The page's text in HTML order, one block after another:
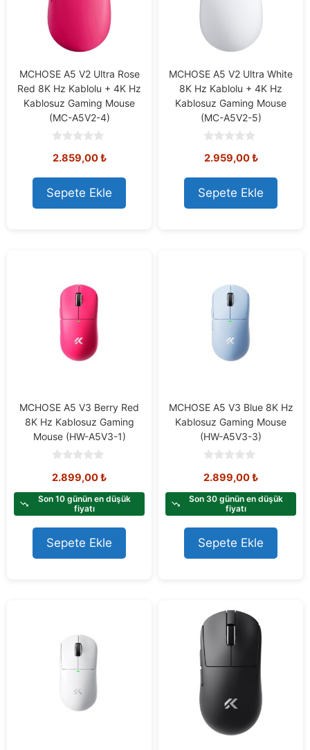
MCHOSE A5 V2 Ultra Rose
Red 8K Hz Kablolu + 4K Hz
Kablosuz Gaming Mouse
(MC-A5V2-4)
o
t
o
f
5
2.859,00₺
Sepete Ekle
MCHOSE A5 V2 Ultra White
8K Hz Kablolu + 4K Hz
Kablosuz Gaming Mouse
(MC-A5V2-5)
o
t
o
f
5
2.959,00₺
Sepete Ekle
MCHOSE A5 V3 Berry Red
8K Hz Kablosuz Gaming
Mouse (HW-A5V3-1)
o
t
f
5
2.899,00₺
Son 10 günün en düşük
fiyatı
Sepete Ekle
MCHOSE A5 V3 Blue 8K Hz
Kablosuz Gaming Mouse
(HW-A5V3-3)
o
t
f
5
2.899,00₺
Son 30 günün en düşük
fiyatı
Sepete Ekle